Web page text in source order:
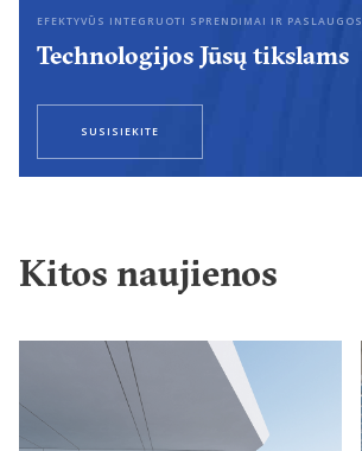
EFEKTYVŪS INTEGRUOTI SPRENDIMAI IR PASLAUGOS
Technologijos Jūsų tikslams
SUSISIEKITE
Kitos naujienos